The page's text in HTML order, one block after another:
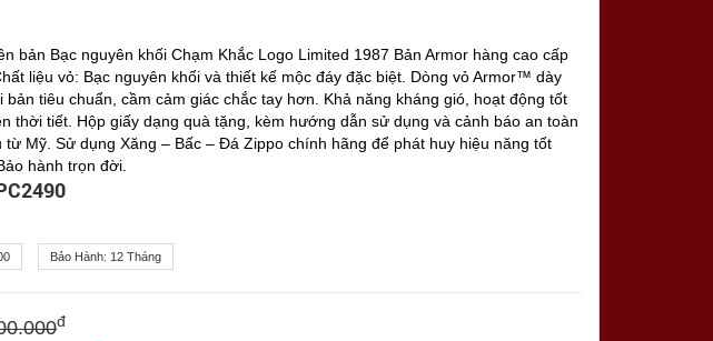
bản Bạc nguyên khối Chạm Khắc Logo Limited 1987 Bản Armor hàng cao cấp
liệu vỏ: Bạc nguyên khối và thiết kế mộc đáy đặc biệt. Dòng vỏ Armor™ dày
bản tiêu chuẩn, cầm cảm giác chắc tay hơn. Khả năng kháng gió, hoạt động tốt
thời tiết. Hộp giấy dạng quà tặng, kèm hướng dẫn sử dụng và cảnh báo an toàn
từ Mỹ. Sử dụng Xăng – Bấc – Đá Zippo chính hãng để phát huy hiệu năng tốt
hành trọn đời.
Bảo Hành: 12 Tháng
đ